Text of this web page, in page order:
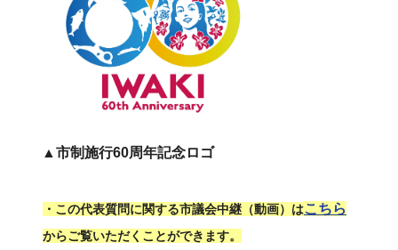
▲市制施行60周年記念ロゴ
・この代表質問に関する市議会中継（動画）はこちら
からご覧いただくことができます。